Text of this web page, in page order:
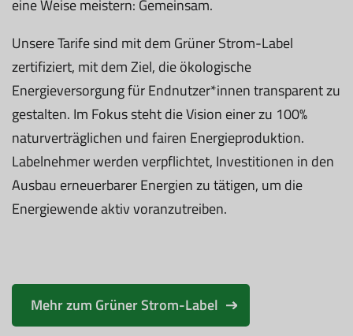
eine Weise meistern: Gemeinsam.
Unsere Tarife sind mit dem Grüner Strom-Label
zertifiziert, mit dem Ziel, die ökologische
Energieversorgung für Endnutzer*innen transparent zu
gestalten. Im Fokus steht die Vision einer zu 100%
naturverträglichen und fairen Energieproduktion.
Labelnehmer werden verpflichtet, Investitionen in den
Ausbau erneuerbarer Energien zu tätigen, um die
Energiewende aktiv voranzutreiben.
Mehr zum Grüner Strom-Label